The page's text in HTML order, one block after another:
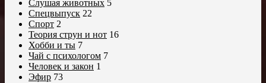
Слушая животных 5
Спецвыпуск 22
Спорт 2
Теория струн и нот 16
Хобби и ты 7
Чай с психологом 7
Человек и закон 1
Эфир 73